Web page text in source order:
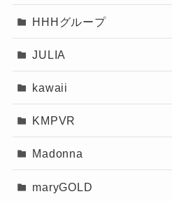
HHHグループ
JULIA
kawaii
KMPVR
Madonna
maryGOLD